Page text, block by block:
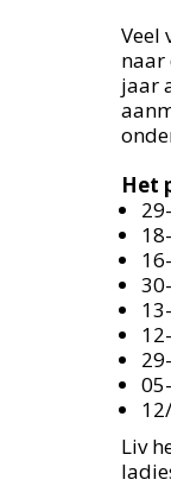
Veel
naar
jaar
Het
Liv